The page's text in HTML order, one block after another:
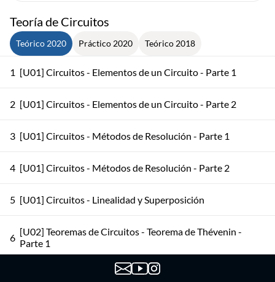
Teoría de Circuitos
Teórico 2020 Práctico 2020 Teórico 2018
1 [U01] Circuitos - Elementos de un Circuito - Parte 1
2 [U01] Circuitos - Elementos de un Circuito - Parte 2
3 [U01] Circuitos - Métodos de Resolución - Parte 1
4 [U01] Circuitos - Métodos de Resolución - Parte 2
5 [U01] Circuitos - Linealidad y Superposición
6 [U02] Teoremas de Circuitos - Teorema de Thévenin -
Parte 1
[U02] Teoremas de Circuitos - Teorema de Thévenin -